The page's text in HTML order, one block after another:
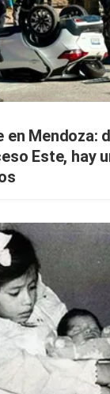
en Mendoza:
Este, hay